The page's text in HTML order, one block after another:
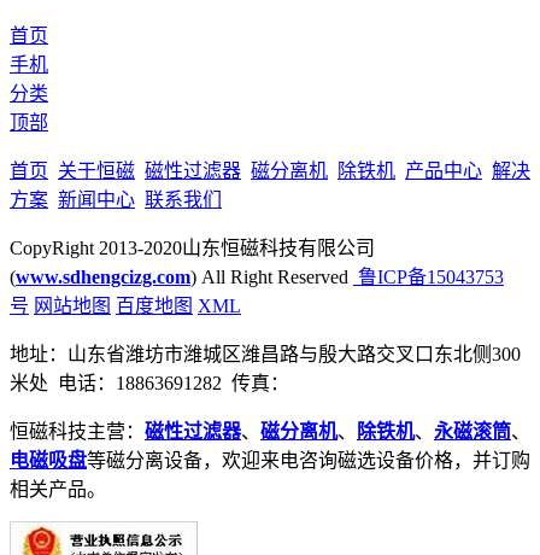
首页
手机
分类
顶部
首页 关于恒磁 磁性过滤器 磁分离机 除铁机 产品中心 解决
方案 新闻中心 联系我们
CopyRight 2013-2020山东恒磁科技有限公司
(www.sdhengcizg.com) All Right Reserved 鲁ICP备15043753
号 网站地图 百度地图 XML
地址：山东省潍坊市潍城区潍昌路与殷大路交叉口东北侧300
米处 电话：18863691282 传真：
恒磁科技主营： 磁性过滤器、 磁分离机、 除铁机、 永磁滚筒、
电磁吸盘等磁分离设备，欢迎来电咨询磁选设备价格，并订购
相关产品。